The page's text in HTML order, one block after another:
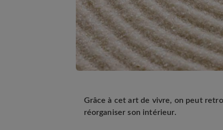
Grâce à cet art de vivre, on peut
réorganiser son intérieur.